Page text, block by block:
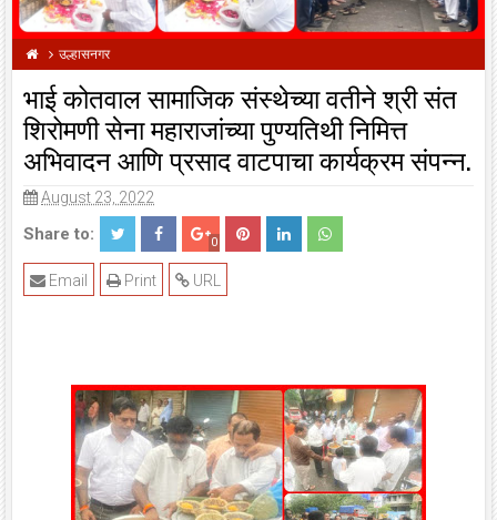
उल्हासनगर
भाई कोतवाल सामाजिक संस्थेच्या वतीने श्री संत
शिरोमणी सेना महाराजांच्या पुण्यतिथी निमित्त
अभिवादन आणि प्रसाद वाटपाचा कार्यक्रम संपन्न.
August 23, 2022
Share to: 0
URL
Print
Email